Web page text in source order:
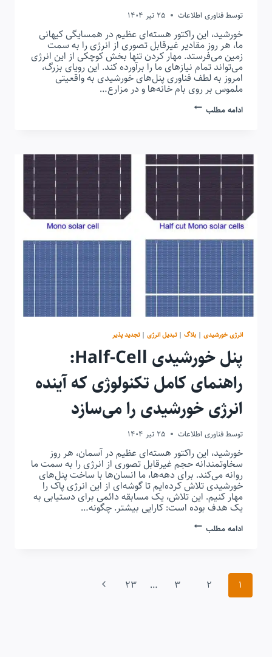
توسط فناوری اطلاعات 25 تیر 1404
خورشید، این راکتور هسته‌ای عظیم در همسایگی کیهانی
ما، هر روز مقادیر غیرقابل تصوری از انرژی را به سمت
زمین می‌فرستد. مهار کردن تنها بخش کوچکی از این انرژی
می‌تواند تمام نیازهای ما را برآورده کند. این رویای بزرگ،
امروز به لطف فناوری پنل‌های خورشیدی به واقعیتی
ملموس بر روی بام خانه‌ها و در مزارع…
ادامه مطلبپنل
P-
TYPE
انرژی خورشیدی | بلاگ |تبدیل انرژی |تجدید پذیر
پنل خورشیدی Half-Cell:
راهنمای کامل تکنولوژی که آینده
انرژی خورشیدی را می‌سازد
توسط فناوری اطلاعات 25 تیر 1404
خورشید، این راکتور هسته‌ای عظیم در آسمان، هر روز
سخاوتمندانه حجم غیرقابل تصوری از انرژی را به سمت ما
روانه می‌کند. برای دهه‌ها، ما انسان‌ها با ساخت پنل‌های
خورشیدی تلاش کرده‌ایم تا گوشه‌ای از این انرژی پاک را
مهار کنیم. این تلاش، یک مسابقه دائمی برای دستیابی به
یک هدف بوده است: کارایی بیشتر. چگونه…
ادامه مطلبپنل
پیمایش
1
2
3
…
23
صفحه